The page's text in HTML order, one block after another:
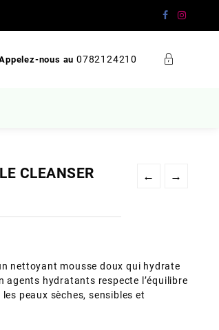
nous au 0782124210
← →
CLEANSER
nettoyant mousse doux qui hydrate
agents hydratants respecte l’équilibre
peaux sèches, sensibles et